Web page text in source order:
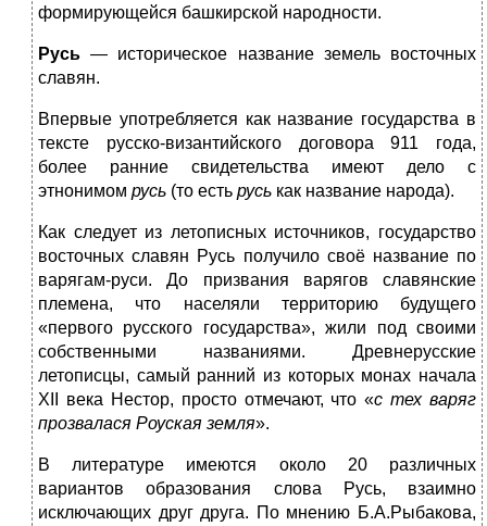
формирующейся башкирской народности.
Русь — историческое название земель восточных
славян.
Впервые употребляется как название государства в
тексте русско-византийского договора 911 года,
более ранние свидетельства имеют дело с
этнонимом русь (то есть русь как название народа).
Как следует из летописных источников, государство
восточных славян Русь получило своё название по
варягам-руси. До призвания варягов славянские
племена, что населяли территорию будущего
«первого русского государства», жили под своими
собственными названиями. Древнерусские
летописцы, самый ранний из которых монах начала
XII века Нестор, просто отмечают, что «с тех варяг
прозвалася Роуская земля».
В литературе имеются около 20 различных
вариантов образования слова Русь, взаимно
исключающих друг друга. По мнению Б.А.Рыбакова,